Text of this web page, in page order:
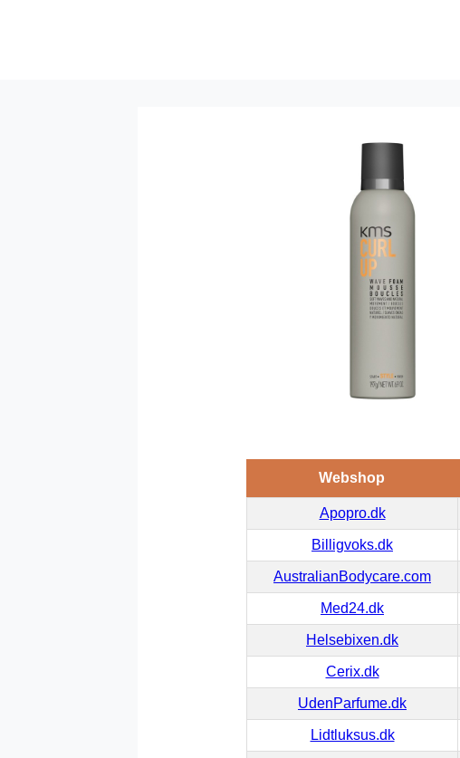
Webshop
Apopro.dk
Billigvoks.dk
AustralianBodycare.com
Med24.dk
Helsebixen.dk
Cerix.dk
UdenParfume.dk
Lidtluksus.dk